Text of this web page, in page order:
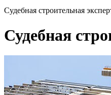
Судебная строительная
Судебная